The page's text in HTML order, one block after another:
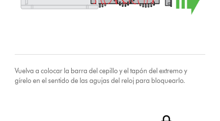
Vuelva a colocar la barra del cepillo y el tapón del extremo y
gírelo en el sentido de las agujas del reloj para bloquearlo.